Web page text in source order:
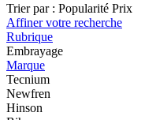
Trier par : Popularité Prix
Affiner votre recherche
Rubrique
Embrayage
Marque
Tecnium
Newfren
Hinson